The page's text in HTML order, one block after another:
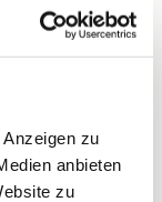
zu
anbieten
zu
Kirchenmusik